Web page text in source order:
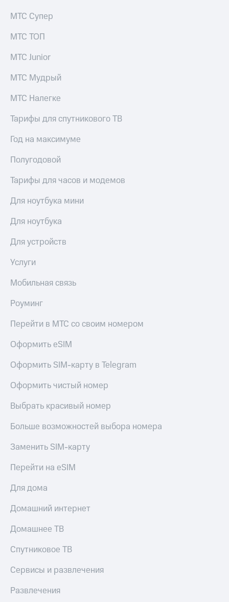
и услуги,
к геолокации
Кино,
книги
только
Безопасность
Финансы
Детям
и родителям
Здоровье
и фитнес
от МТС
Акции
Приложения
КИОН
Live
Гудок
Мой
приложения
Инвестиции
Получайте
онлайн
Страхование
Покупка
полисов
онлайн
на связь
С картой
КИОН
Музыка
КИОН
Строки
Live
Гудок
Мой
приложения
Инвестиции
Получайте
доход
онлайн
Страхование
С картой
Деньги
МТС
Накопления
Откладывайте
и получайте
Условия
30%
RED,
и МТС Супер
при оплате
с карты
МТС Деньги
МТС Супер
МТС ТОП
МТС Junior
МТС Мудрый
МТС Налегке
Тарифы для спутникового ТВ
Год на максимуме
Полугодовой
Тарифы для часов и модемов
Для ноутбука мини
Для ноутбука
Для устройств
Услуги
Мобильная связь
Роуминг
Перейти в МТС со своим номером
Оформить eSIM
Оформить SIM-карту в Telegram
Оформить чистый номер
Выбрать красивый номер
Больше возможностей выбора номера
Заменить SIM-карту
Перейти на eSIM
Для дома
Домашний интернет
Домашнее ТВ
Спутниковое ТВ
Сервисы и развлечения
Развлечения